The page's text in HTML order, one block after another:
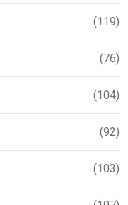
(119)
(76)
(104)
(92)
(103)